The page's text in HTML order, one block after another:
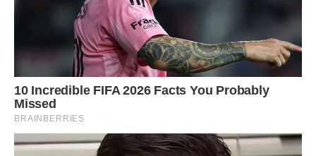
виглядатиме, буцімто перший крок зробив я, тож
принаймні рогоносцем мене не називатимуть. Я підвівся,
підійшов до столу, де лежала та злощасна записка.
Побачив гарний Інгин почерк поряд зі своїми карлючками.
Спершу ніяк не міг прочитати, що вона написала: все
нарешті побачив, що там написано, а тоді, певно, ще п’ять,
доки усвідомив, що саме.